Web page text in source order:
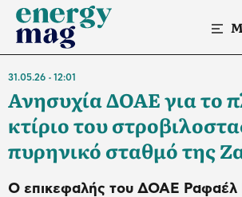
31.05.26 12:01
Ανησυχία ΔΟΑΕ για το
κτίριο του
πυρηνικό σταθμό της
Ο επικεφαλής του ΔΟΑΕ Ραφαέλ